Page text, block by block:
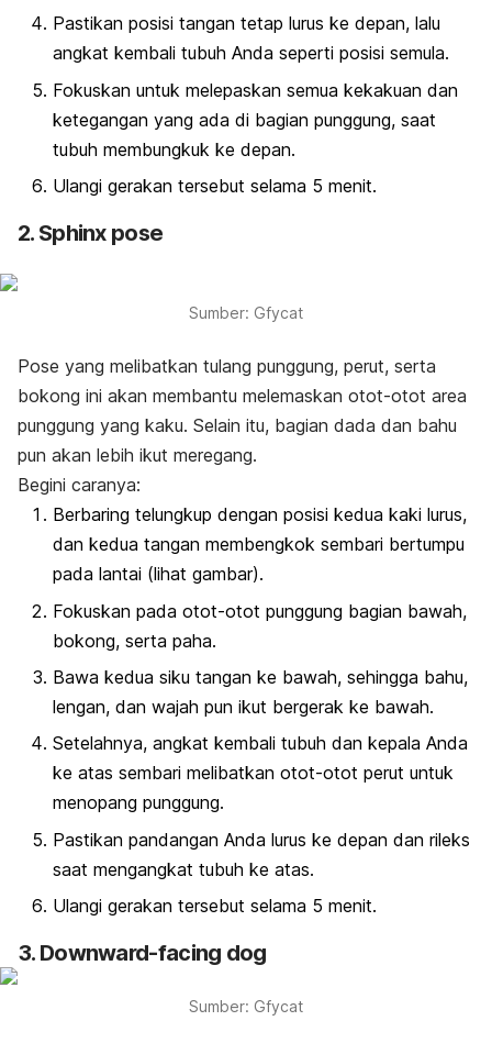
Pastikan posisi tangan tetap lurus ke depan, lalu
angkat kembali tubuh Anda seperti posisi semula.
Fokuskan untuk melepaskan semua kekakuan dan
ketegangan yang ada di bagian punggung, saat
tubuh membungkuk ke depan.
Ulangi gerakan tersebut selama 5 menit.
2. Sphinx pose
Sumber: Gfycat
Pose yang melibatkan tulang punggung, perut, serta
bokong ini akan membantu melemaskan otot-otot area
punggung yang kaku. Selain itu, bagian dada dan bahu
pun akan lebih ikut meregang.
Begini caranya:
Berbaring telungkup dengan posisi kedua kaki lurus,
dan kedua tangan membengkok sembari bertumpu
pada lantai (lihat gambar).
Fokuskan pada otot-otot punggung bagian bawah,
bokong, serta paha.
Bawa kedua siku tangan ke bawah, sehingga bahu,
lengan, dan wajah pun ikut bergerak ke bawah.
Setelahnya, angkat kembali tubuh dan kepala Anda
ke atas sembari melibatkan otot-otot perut untuk
menopang punggung.
Pastikan pandangan Anda lurus ke depan dan rileks
saat mengangkat tubuh ke atas.
Ulangi gerakan tersebut selama 5 menit.
3. Downward-facing dog
Sumber: Gfycat